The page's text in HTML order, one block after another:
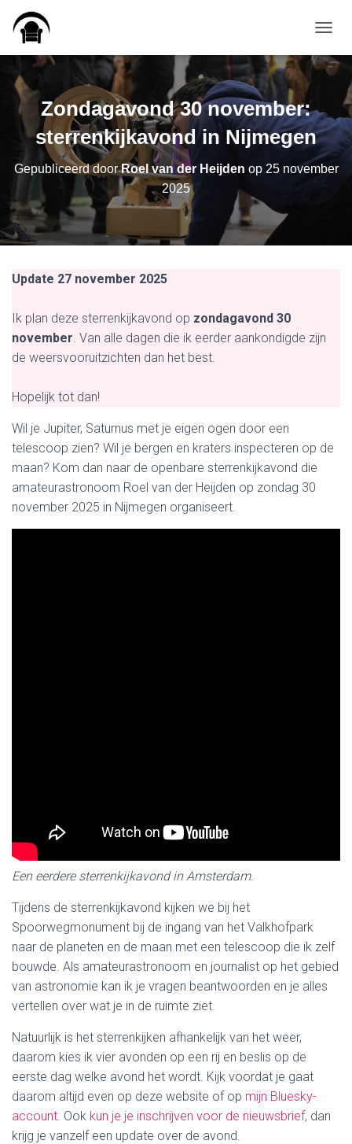
Zondagavond 30 november:
sterrenkijkavond in Nijmegen
Gepubliceerd doorRoel van der Heijden op 25 november
2025
Update 27 november 2025
Ik plan deze sterrenkijkavond op zondagavond 30
november. Van alle dagen die ik eerder aankondigde zijn
de weersvooruitzichten dan het best.
Hopelijk tot dan!
Wil je Jupiter, Saturnus met je eigen ogen door een
telescoop zien? Wil je bergen en kraters inspecteren op de
maan? Kom dan naar de openbare sterrenkijkavond die
amateurastronoom Roel van der Heijden op zondag 30
november 2025 in Nijmegen organiseert.
Een eerdere sterrenkijkavond in Amsterdam.
Tijdens de sterrenkijkavond kijken we bij het
Spoorwegmonument bij de ingang van het Valkhofpark
naar de planeten en de maan met een telescoop die ik zelf
bouwde. Als amateurastronoom en journalist op het gebied
van astronomie kan ik je vragen beantwoorden en je alles
vertellen over wat je in de ruimte ziet.
Natuurlijk is het sterrenkijken afhankelijk van het weer,
daarom kies ik vier avonden op een rij en beslis op de
eerste dag welke avond het wordt. Kijk voordat je gaat
daarom altijd even op deze website of op mijn Bluesky-
account. Ook kun je je inschrijven voor de nieuwsbrief, dan
krijg je vanzelf een update over de avond.